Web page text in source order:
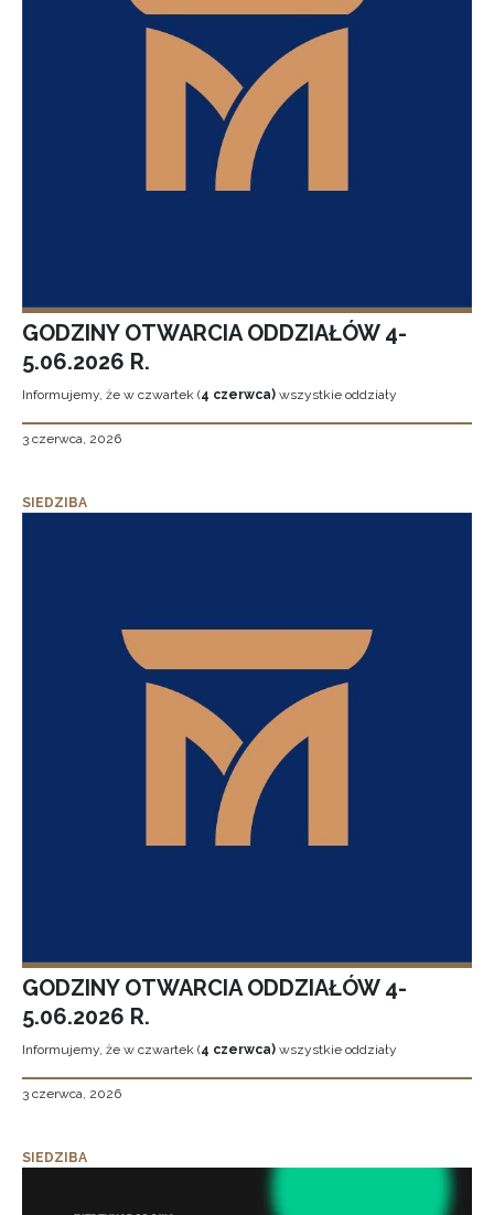
GODZINY OTWARCIA ODDZIAŁÓW 4-
5.06.2026 R.
Informujemy, że w czwartek (4 czerwca) wszystkie oddziały
3 czerwca, 2026
SIEDZIBA
GODZINY OTWARCIA ODDZIAŁÓW 4-
5.06.2026 R.
Informujemy, że w czwartek (4 czerwca) wszystkie oddziały
3 czerwca, 2026
SIEDZIBA